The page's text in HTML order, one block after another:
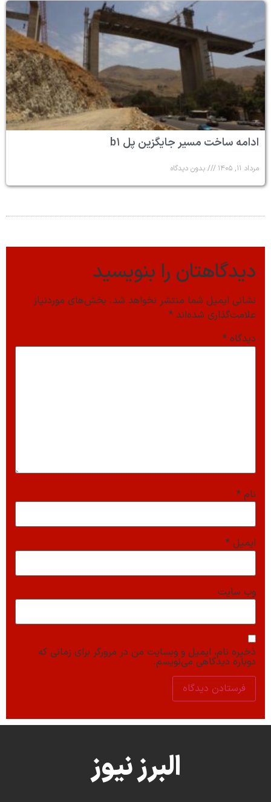
ادامه ساخت مسیر جایگزین پل b۱
مرداد ۱۱, ۱۴۰۵ بدون دیدگاه
دیدگاهتان را بنویسید
نشانی ایمیل شما منتشر نخواهد شد. بخش‌های موردنیاز
علامت‌گذاری شده‌اند *
دیدگاه *
نام *
ایمیل *
وب‌ سایت
ذخیره نام، ایمیل و وبسایت من در مرورگر برای زمانی که
دوباره دیدگاهی می‌نویسم.
البرز نیوز